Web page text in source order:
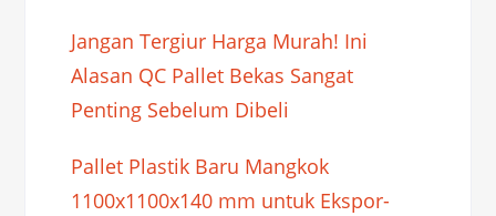
Jangan Tergiur Harga Murah! Ini
Alasan QC Pallet Bekas Sangat
Penting Sebelum Dibeli
Pallet Plastik Baru Mangkok
1100x1100x140 mm untuk Ekspor-